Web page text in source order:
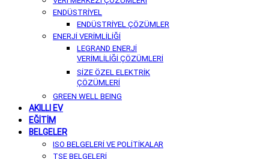
ENDÜSTRİYEL
ENDÜSTRİYEL ÇÖZÜMLER
ENERJİ VERİMLİLİĞİ
LEGRAND ENERJİ
VERİMLİLİĞİ ÇÖZÜMLERİ
SİZE ÖZEL ELEKTRİK
ÇÖZÜMLERİ
GREEN WELL BEING
AKILLI EV
EĞİTİM
BELGELER
ISO BELGELERİ VE POLİTİKALAR
TSE BELGELERİ